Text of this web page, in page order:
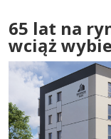
65 lat na
wciąż